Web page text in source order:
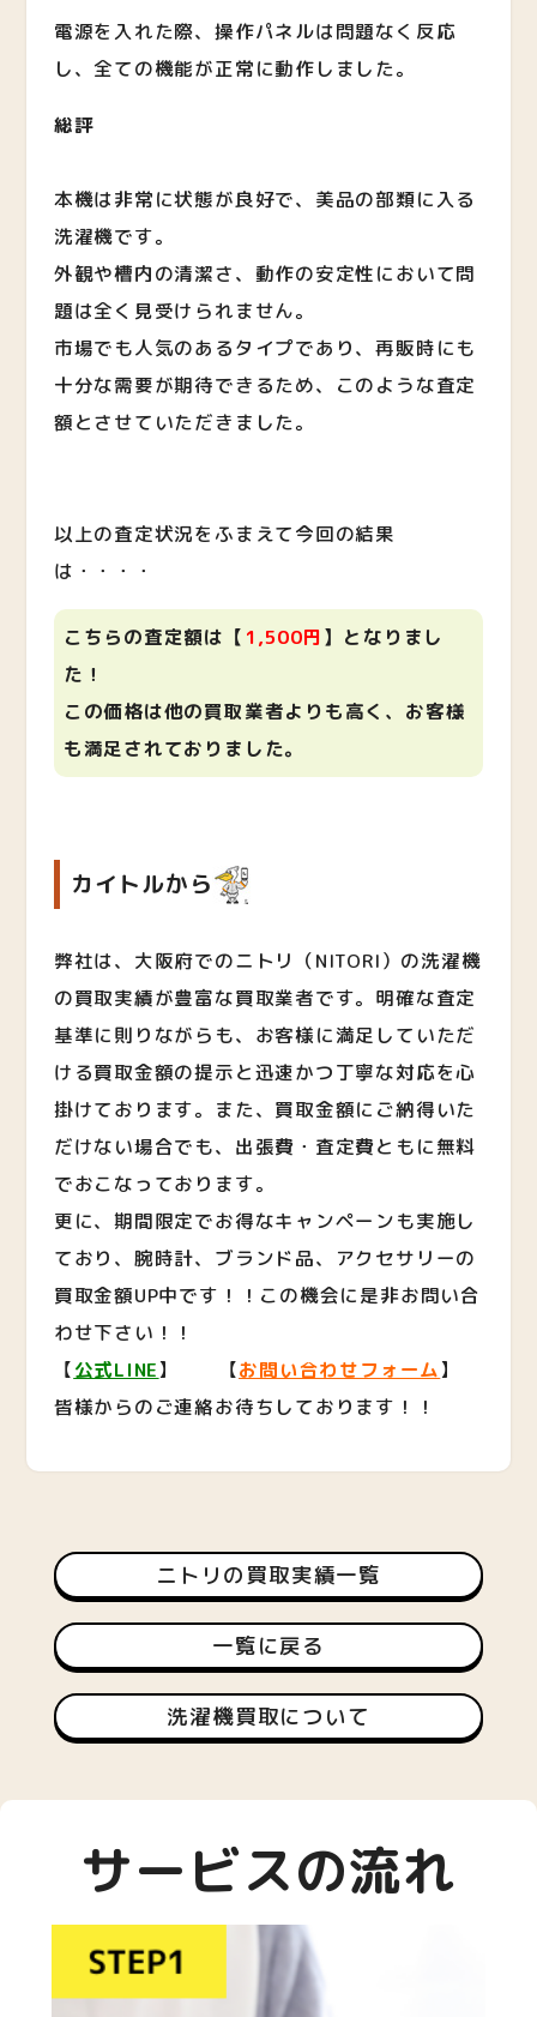
電源を入れた際、操作パネルは問題なく反応
し、全ての機能が正常に動作しました。
総評
本機は非常に状態が良好で、美品の部類に入る
洗濯機です。
外観や槽内の清潔さ、動作の安定性において問
題は全く見受けられません。
市場でも人気のあるタイプであり、再販時にも
十分な需要が期待できるため、このような査定
額とさせていただきました。
以上の査定状況をふまえて今回の結果
は・・・・
こちらの査定額は【 1,500円 】となりまし
た！
この価格は他の買取業者よりも高く、お客様
も満足されておりました。
カイトルから
弊社は、大阪府でのニトリ（NITORI）の洗濯機
の買取実績が豊富な買取業者です。明確な査定
基準に則りながらも、お客様に満足していただ
ける買取金額の提示と迅速かつ丁寧な対応を心
掛けております。また、買取金額にご納得いた
だけない場合でも、出張費・査定費ともに無料
でおこなっております。
更に、期間限定でお得なキャンペーンも実施し
ており、腕時計、ブランド品、アクセサリーの
買取金額UP中です！！この機会に是非お問い合
わせ下さい！！
【公式LINE】 【お問い合わせフォーム】
皆様からのご連絡お待ちしております！！
ニトリの買取実績一覧
一覧に戻る
洗濯機買取について
サービスの流れ